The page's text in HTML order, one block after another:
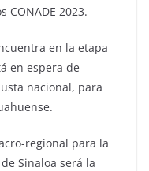
CONADE 2023.
en la etapa
en espera de
nacional, para
regional para la
Sinaloa será la